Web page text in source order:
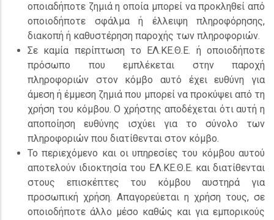
οποιαδήποτε ζημιά η οποία μπορεί να προκληθεί από
οποιοδήποτε σφάλμα ή έλλειψη πληροφόρησης,
διακοπή ή καθυστέρηση παροχής των πληροφοριών.
Σε καμία περίπτωση το ΕΛ.ΚΕ.Θ.Ε. ή οποιοδήποτε
πρόσωπο που εμπλέκεται στην παροχή
πληροφοριών στον κόμβο αυτό έχει ευθύνη για
άμεση ή έμμεση ζημιά που μπορεί να προκύψει από τη
χρήση του κόμβου. Ο χρήστης αποδέχεται ότι αυτή η
αποποίηση ευθύνης ισχύει για το σύνολο των
πληροφοριών που διατίθενται στον κόμβο.
To περιεχόμενο και οι υπηρεσίες του κόμβου αυτού
αποτελούν ιδιοκτησία του ΕΛ.ΚΕ.Θ.Ε. και διατίθενται
στους επισκέπτες του κόμβου αυστηρά για
προσωπική χρήση. Απαγορεύεται η χρήση τους, σε
οποιοδήποτε άλλο μέσο καθώς και για εμπορικούς